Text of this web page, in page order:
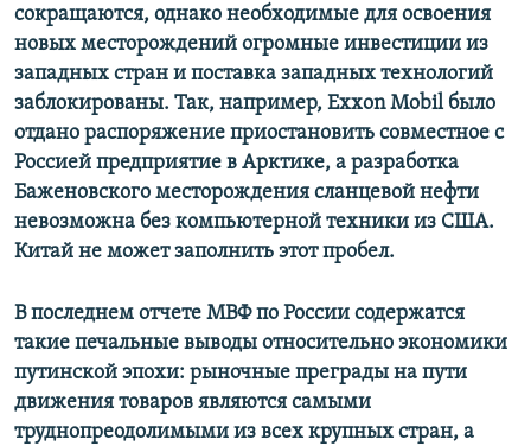
сокращаются, однако необходимые для освоения
новых месторождений огромные инвестиции из
западных стран и поставка западных технологий
заблокированы. Так, например, Exxon Mobilбыло
отдано распоряжение приостановить совместное с
Россией предприятие в Арктике, а разработка
Баженовского месторождения сланцевой нефти
невозможна без компьютерной техники из США.
Китай не может заполнить этот пробел.
В последнем отчете МВФ по России содержатся
такие печальные выводы относительно экономики
путинской эпохи: рыночные преграды на пути
движения товаров являются самыми
труднопреодолимыми из всех крупных стран, а